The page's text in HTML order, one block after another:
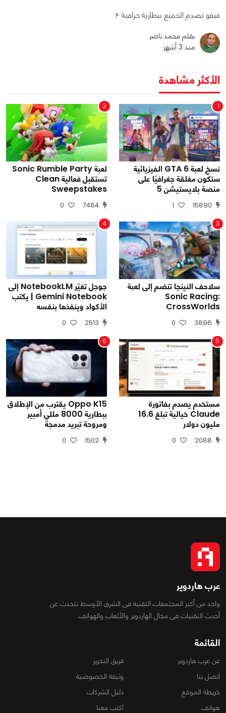
فيفو تصدم الجميع ببطارية خرافية ⚡
بقلم محمد ناصر
منذ 3 أشهر
الأكثر مشاهدة
1
نسخ لعبة GTA 6 الفيزيائية
ستكون مغلقة جغرافيًا على
منصة بلايستيشن 5
15890
1
2
لعبة Sonic Rumble Party
تستقبل فعالية Clean
Sweepstakes
7484
0
3
سلاحف النينجا تنضم إلى لعبة
Sonic Racing:
CrossWorlds
3896
0
4
جوجل تغيّر NotebookLM إلى
Gemini Notebook | يكتب
الأكواد وينفذها بنفسه
2513
0
5
مستخدم يصدم بفاتورة
Claude خيالية تبلغ 16.6
مليون دولار
2088
0
6
Oppo K15 يقترب من الإطلاق
ببطارية 8000 مللي أمبير
ومروحة تبريد مدمجة
1502
0
عرب هاردوير
واحد من أكبر المجتمعات التقنية فى الشرق الأوسط تتحدث عن
أحدث التقنيات فى مجال الهاردوير والألعاب والهواتف
القائمة
عن عرب هاردوير
فريق التحرير
اتصل بنا
وثيقة الخصوصية
خريطة الموقع
دليل الشركات
هواتف
اكتب معنا